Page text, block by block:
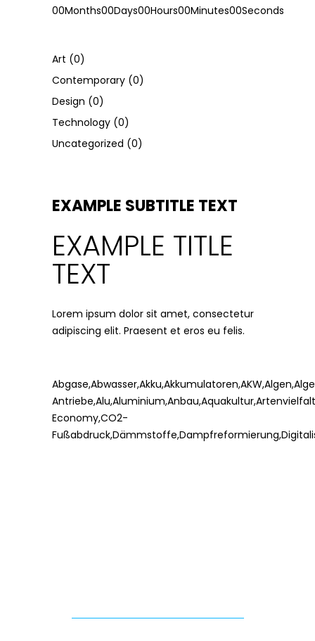
00Months00Days00Hours00Minutes00Seconds
Art (0)
Contemporary (0)
Design (0)
Technology (0)
Uncategorized (0)
EXAMPLE SUBTITLE TEXT
EXAMPLE TITLE
TEXT
Lorem ipsum dolor sit amet, consectetur
adipiscing elit. Praesent et eros eu felis.
Abgase,Abwasser,Akku,Akkumulatoren,AKW,Algen,
Antriebe,Alu,Aluminium,Anbau,Aquakultur,Artenvielfalt
Economy,CO2-
Fußabdruck,Dämmstoffe,Dampfreformierung,